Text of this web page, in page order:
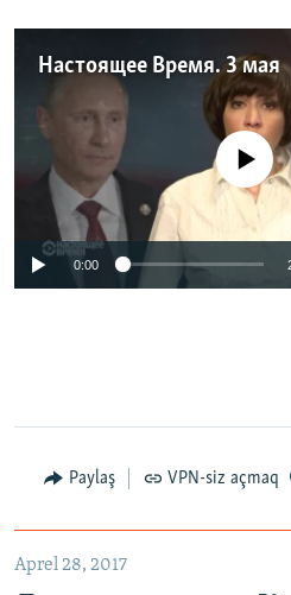
Настоящее Время. 3 мая
No media source
0:00
Paylaş VPN-siz açmaq
Aprel 28, 2017